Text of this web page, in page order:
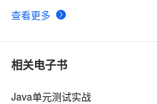
查看更多
相关电子书
Java单元测试实战